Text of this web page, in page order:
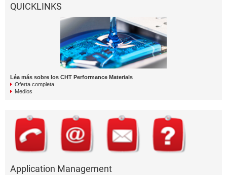
QUICKLINKS
Léa más sobre los CHT Performance Materials
Oferta completa
Medios
Application Management